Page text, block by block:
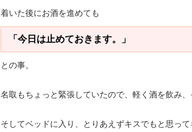
着いた後にお酒を進めても
「今日は止めておきます。」
との事。
名取もちょっと緊張していたので、軽く酒を飲み
そしてベッドに入り、とりあえずキスでもと思っ